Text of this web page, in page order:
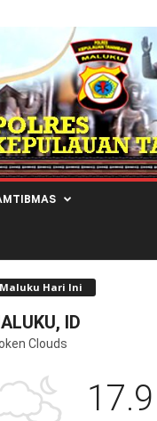
Maluku Hari Ini
ID
Clouds
17.9